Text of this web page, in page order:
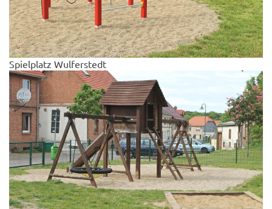
Spielplatz Wulferstedt